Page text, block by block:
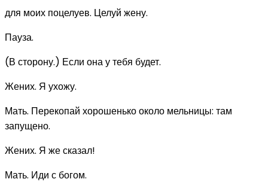
для моих поцелуев. Целуй жену.
Пауза.
(В сторону.) Если она у тебя будет.
Жених. Я ухожу.
Мать. Перекопай хорошенько около мельницы: там
запущено.
Жених. Я же сказал!
Мать. Иди с богом.